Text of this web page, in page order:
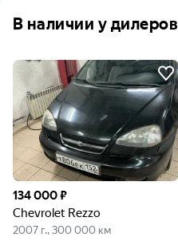
В наличии у дилеров
134 000 ₽
Chevrolet Rezzo
2007 г., 300 000 км